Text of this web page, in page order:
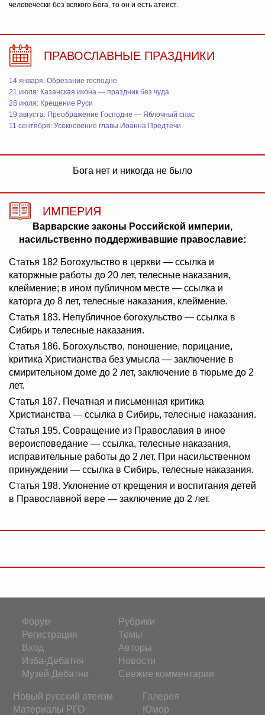
человечески без всякого Бога, то он и есть атеист.
ПРАВОСЛАВНЫЕ ПРАЗДНИКИ
14 января: Обрезание господне
21 июля: Казанская икона — праздник без чуда
28 июля: Крещение Руси
19 августа: Преображение Господне — Яблочный спас
11 сентября: Усекновение главы Иоанна Предтечи
Бога нет и никогда не было
ИМПЕРИЯ
Варварские законы Российской империи,
насильственно поддерживавшие православие:
Статья 182 Богохульство в церкви — ссылка и
каторжные работы до 20 лет, телесные наказания,
клеймение; в ином публичном месте — ссылка и
каторга до 8 лет, телесные наказания, клеймение.
Статья 183. Непубличное богохульство — ссылка в
Сибирь и телесные наказания.
Статья 186. Богохульство, поношение, порицание,
критика Христианства без умысла — заключение в
смирительном доме до 2 лет, заключение в тюрьме до 2
лет.
Статья 187. Печатная и письменная критика
Христианства — ссылка в Сибирь, телесные наказания.
Статья 195. Совращение из Православия в иное
вероисповедание — ссылка, телесные наказания,
исправительные работы до 2 лет. При насильственном
принуждении — ссылка в Сибирь, телесные наказания.
Статья 198. Уклонение от крещения и воспитания детей
в Православной вере — заключение до 2 лет.
Форум
Регистрация
Вход
Изба-Дебатня
Музей Дебатни
Рубрики
Темы
Авторы
Новости
Свежие комментарии
Новый русский атеизм
Материалы РГО
Галерея
Юмор